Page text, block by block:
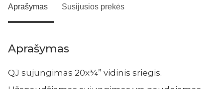
Aprašymas Susijusios prekės
Aprašymas
QJ sujungimas 20x¾” vidinis sriegis.